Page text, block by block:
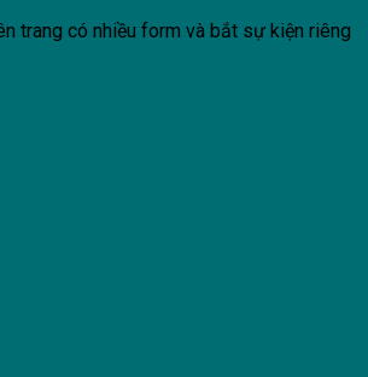
trang có nhiều form và bắt sự kiện riêng